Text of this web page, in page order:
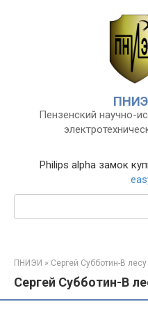
Пензенский научно-
Philips alpha замок
Поиск:
ПНИЭИ » Сергей Субботин-В лесу
Сергей Субботин-В